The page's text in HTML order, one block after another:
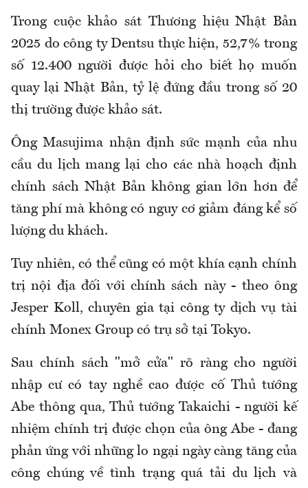
Trong cuộc khảo sát Thương hiệu Nhật Bản
2025 do công ty Dentsu thực hiện, 52,7% trong
số 12.400 người được hỏi cho biết họ muốn
quay lại Nhật Bản, tỷ lệ đứng đầu trong số 20
thị trường được khảo sát.
Ông Masujima nhận định sức mạnh của nhu
cầu du lịch mang lại cho các nhà hoạch định
chính sách Nhật Bản không gian lớn hơn để
tăng phí mà không có nguy cơ giảm đáng kể số
lượng du khách.
Tuy nhiên, có thể cũng có một khía cạnh chính
trị nội địa đối với chính sách này - theo ông
Jesper Koll, chuyên gia tại công ty dịch vụ tài
chính Monex Group có trụ sở tại Tokyo.
Sau chính sách "mở cửa" rõ ràng cho người
nhập cư có tay nghề cao được cố Thủ tướng
Abe thông qua, Thủ tướng Takaichi - người kế
nhiệm chính trị được chọn của ông Abe - đang
phản ứng với những lo ngại ngày càng tăng của
công chúng về tình trạng quá tải du lịch và